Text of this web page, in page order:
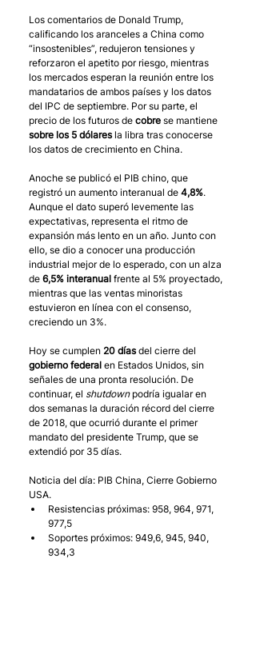
Los comentarios de Donald Trump,
calificando los aranceles a China como
“insostenibles”, redujeron tensiones y
reforzaron el apetito por riesgo, mientras
los mercados esperan la reunión entre los
mandatarios de ambos países y los datos
del IPC de septiembre. Por su parte, el
precio de los futuros de cobre se mantiene
sobre los 5 dólares la libra tras conocerse
los datos de crecimiento en China.
Anoche se publicó el PIB chino, que
registró un aumento interanual de 4,8%.
Aunque el dato superó levemente las
expectativas, representa el ritmo de
expansión más lento en un año. Junto con
ello, se dio a conocer una producción
industrial mejor de lo esperado, con un alza
de 6,5% interanual frente al 5% proyectado,
mientras que las ventas minoristas
estuvieron en línea con el consenso,
creciendo un 3%.
Hoy se cumplen 20 días del cierre del
gobierno federal en Estados Unidos, sin
señales de una pronta resolución. De
continuar, el shutdown podría igualar en
dos semanas la duración récord del cierre
de 2018, que ocurrió durante el primer
mandato del presidente Trump, que se
extendió por 35 días.
Noticia del día: PIB China, Cierre Gobierno
USA.
Resistencias próximas: 958, 964, 971,
977,5
Soportes próximos: 949,6, 945, 940,
934,3